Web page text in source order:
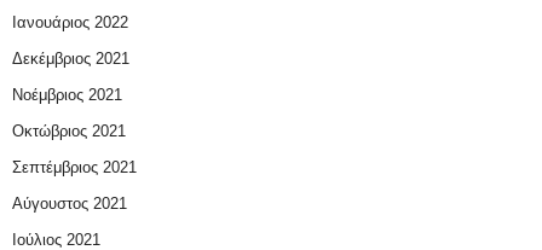
Ιανουάριος 2022
Δεκέμβριος 2021
Νοέμβριος 2021
Οκτώβριος 2021
Σεπτέμβριος 2021
Αύγουστος 2021
Ιούλιος 2021